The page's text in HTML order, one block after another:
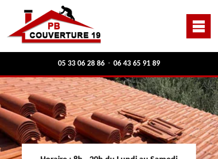
05 33 06 28 86 - 06 43 65 91 89